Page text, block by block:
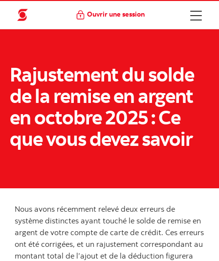
Ouvrir une session
Rajustement du solde
de la remise en argent
en octobre 2025 : Ce
que vous devez savoir
Nous avons récemment relevé deux erreurs de
système distinctes ayant touché le solde de remise en
argent de votre compte de carte de crédit. Ces erreurs
ont été corrigées, et un rajustement correspondant au
montant total de l’ajout et de la déduction figurera